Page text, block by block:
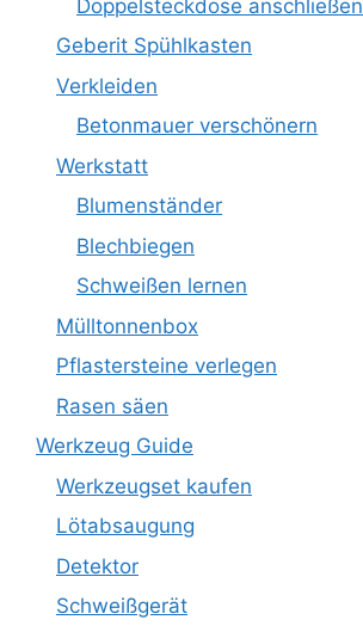
Doppelsteckdose anschließen
Geberit Spühlkasten
Verkleiden
Betonmauer verschönern
Werkstatt
Blumenständer
Blechbiegen
Schweißen lernen
Mülltonnenbox
Pflastersteine verlegen
Rasen säen
Werkzeug Guide
Werkzeugset kaufen
Lötabsaugung
Detektor
Schweißgerät